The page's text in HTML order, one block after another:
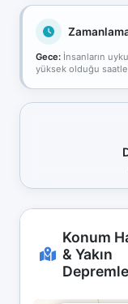
Gece: İnsanların
yüksek olduğu
Konum
& Yakın